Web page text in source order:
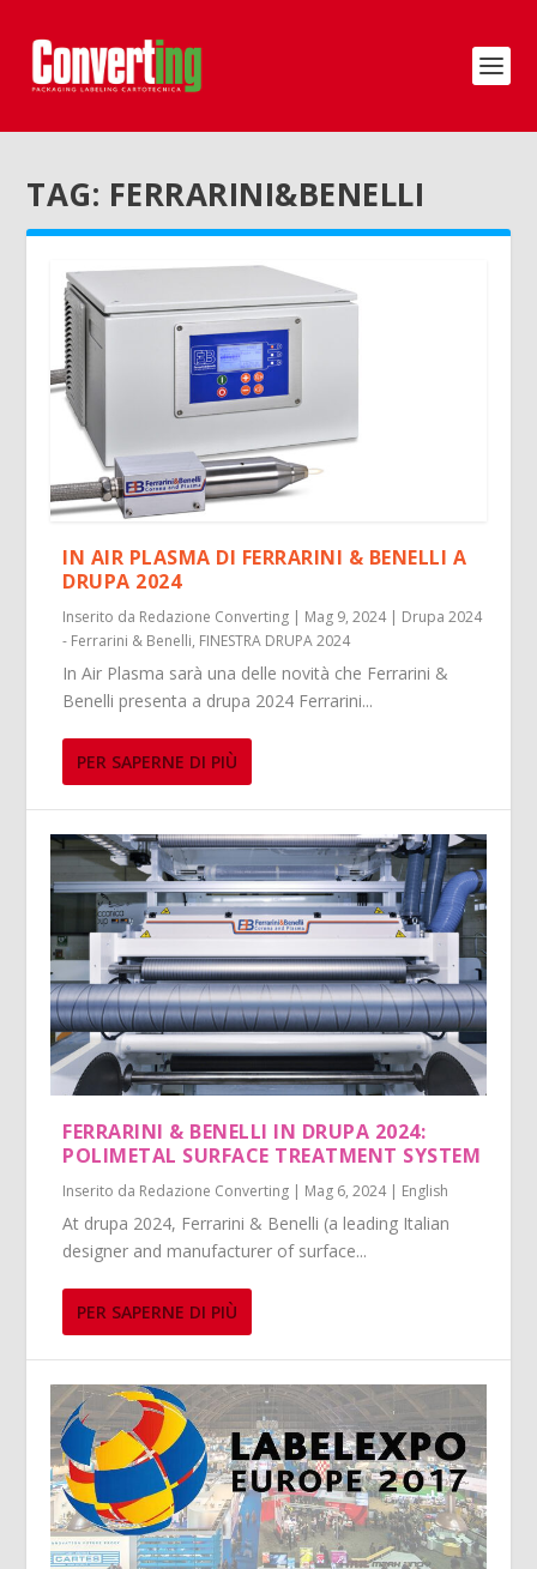
TAG: FERRARINI&BENELLI
IN AIR PLASMA DI FERRARINI & BENELLI A
DRUPA 2024
Inserito da Redazione Converting | Mag 9, 2024| Drupa 2024
- Ferrarini & Benelli, FINESTRA DRUPA 2024
In Air Plasma sarà una delle novità che Ferrarini &
Benelli presenta a drupa 2024 Ferrarini...
PER SAPERNE DI PIÙ
FERRARINI & BENELLI IN DRUPA 2024:
POLIMETAL SURFACE TREATMENT SYSTEM
Inserito da Redazione Converting | Mag 6, 2024| English
At drupa 2024, Ferrarini & Benelli (a leading Italian
designer and manufacturer of surface...
PER SAPERNE DI PIÙ